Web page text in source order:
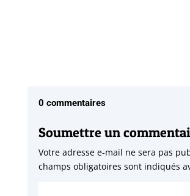
0 commentaires
Soumettre un
Votre adresse e-mail ne sera pas
champs obligatoires sont indiqués